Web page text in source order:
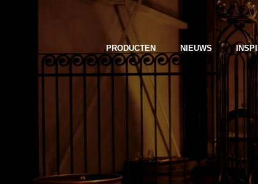
PRODUCTEN NIEUWS